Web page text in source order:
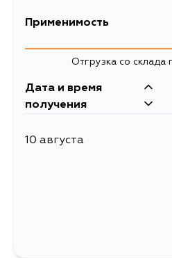
Масса, кг 0.11
Описание
ПРАВЫЙ/
Применимость
Отгрузка со склада
Дата и время
получения
10 августа